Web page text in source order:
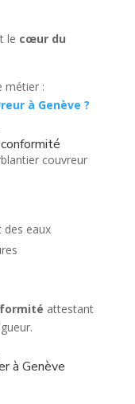
le cœur du
métier :
à Genève ?
couvreur
des eaux
attestant
à Genève